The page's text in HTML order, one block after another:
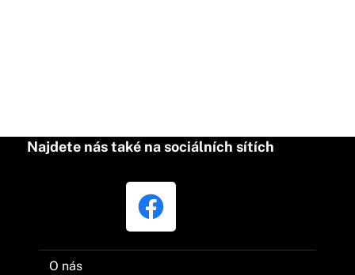
Najdete nás také na sociálních sítích
O nás